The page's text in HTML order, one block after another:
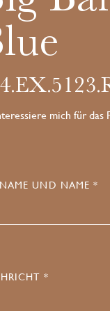
mich für das
UND NAME *
*